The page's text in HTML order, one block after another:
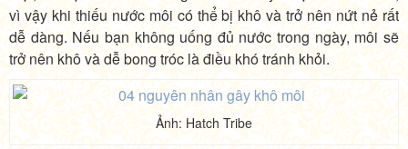
vì vậy khi thiếu nước môi có thể bị khô và trở nên nứt nẻ rất
dễ dàng. Nếu bạn không uống đủ nước trong ngày, môi sẽ
trở nên khô và dễ bong tróc là điều khó tránh khỏi.
Ảnh: Hatch Tribe